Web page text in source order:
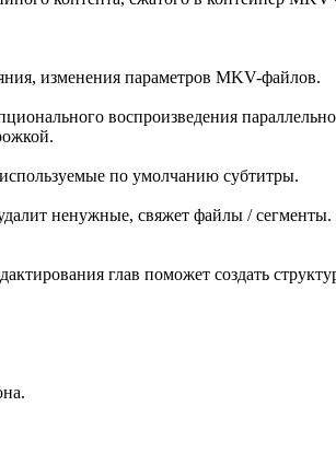
изменения параметров MKV-файлов.
воспроизведения
по умолчанию субтитры.
ненужные, свяжет файлы / сегменты.
глав поможет создать